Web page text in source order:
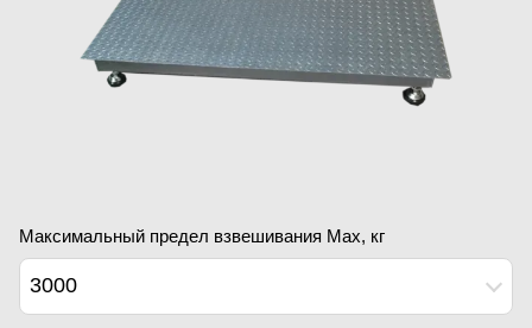
Максимальный предел взвешивания Мах, кг
3000